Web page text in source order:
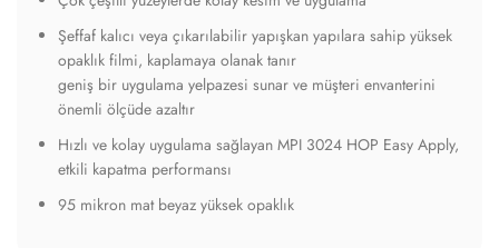
Şeffaf kalıcı veya çıkarılabilir yapışkan yapılara sahip yüksek
opaklık filmi, kaplamaya olanak tanır
geniş bir uygulama yelpazesi sunar ve müşteri envanterini
önemli ölçüde azaltır
Hızlı ve kolay uygulama sağlayan MPI 3024 HOP Easy Apply,
etkili kapatma performansı
95 mikron mat beyaz yüksek opaklık